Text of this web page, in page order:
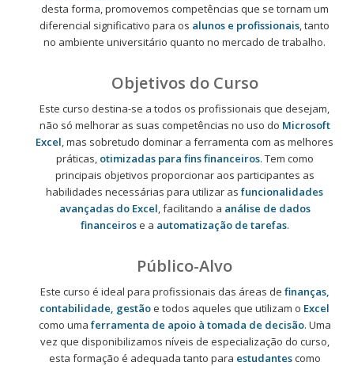
desta forma, promovemos competências que se tornam um
diferencial significativo para os alunos e profissionais, tanto
no ambiente universitário quanto no mercado de trabalho.
Objetivos do Curso
Este curso destina-se a todos os profissionais que desejam,
não só melhorar as suas competências no uso do Microsoft
Excel, mas sobretudo dominar a ferramenta com as melhores
práticas, otimizadas para fins financeiros. Tem como
principais objetivos proporcionar aos participantes as
habilidades necessárias para utilizar asfuncionalidades
avançadas do Excel, facilitando a análise de dados
financeirose a automatização de tarefas.
Público-Alvo
Este curso é ideal para profissionais das áreas de finanças,
contabilidade, gestãoe todos aqueles que utilizam o Excel
como uma ferramenta de apoio à tomada de decisão. Uma
vez que disponibilizamos níveis de especialização do curso,
esta formação é adequada tanto para estudantescomo